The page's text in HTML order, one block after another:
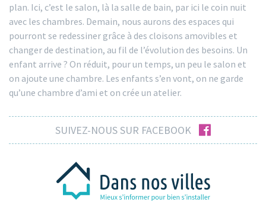
plan. Ici, c’est le salon, là la salle de bain, par ici le coin nuit
avec les chambres. Demain, nous aurons des espaces qui
pourront se redessiner grâce à des cloisons amovibles et
changer de destination, au fil de l’évolution des besoins. Un
enfant arrive ? On réduit, pour un temps, un peu le salon et
on ajoute une chambre. Les enfants s’en vont, on ne garde
qu’une chambre d’ami et on crée un atelier.
SUIVEZ-NOUS SUR FACEBOOK facebook